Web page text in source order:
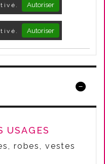
Autoriser
Autoriser
USAGES
robes, vestes